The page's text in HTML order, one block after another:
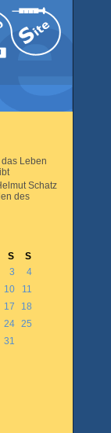
Leben
Schatz
des
S
S
3
4
10
11
17
18
24 25
31